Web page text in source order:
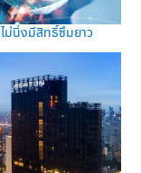
ม่นิ่งมีสิทธิ์ซึมยาว